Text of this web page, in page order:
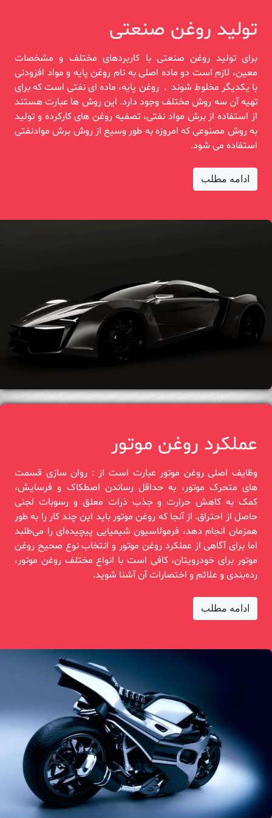
تولید روغن صنعتی
برای تولید روغن صنعتی با کاربردهای مختلف و مشخصات
معین، لازم است دو‎ ‎ماده اصلی به نام روغن پایه و ‏مواد افزودنی
با یکدیگر مخلوط شوند‎. ‎ روغن‎ ‎پایه، ماده ای نفتی است که برای
تهیه آن سه روش مختلف وجود دارد. این روش‎ ‎ها عبارت هستند
از ‏استفاده از برش مواد نفتی، تصفیه روغن های کارکرده و‎ ‎تولید
به روش مصنوعی که امروزه به طور وسیع از ‏روش برش موادنفتی
استفاده‏‎ ‎می شود.
ادامه مطلب
عملکرد روغن موتور
وظایف اصلی روغن موتور عبارت است از : روان سازی قسمت‌
های متحرک موتور، به حداقل رساندن اصطکاک و فرسایش،
کمک به کاهش حرارت و جذب ذرات معلق و رسوبات لجنی
حاصل از احتراق. از آنجا که روغن موتور باید این چند کار را به طور
همزمان انجام دهد، فرمولاسیون شیمیایی پیچیده‌ای را می‌طلبد
اما برای آگاهی از عملکرد روغن موتور و انتخاب نوع صحیح روغن
موتور برای خودرویتان، کافی است با انواع مختلف روغن موتور،
رده‌بندی و علائم و اختصارات آن آشنا شوید.
ادامه مطلب